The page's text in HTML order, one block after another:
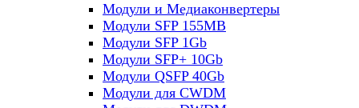
Модули и Медиаконвертеры
Модули SFP 155MB
Модули SFP 1Gb
Модули SFP+ 10Gb
Модули QSFP 40Gb
Модули для CWDM